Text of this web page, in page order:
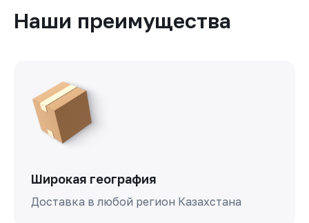
Наши преимущества
Широкая география
Доставка в любой регион Казахстана